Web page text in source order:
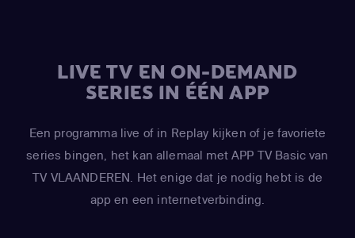
LIVE TV EN ON-DEMAND
SERIES IN ÉÉN APP
Een programma live of in Replay kijken of je favoriete
series bingen, het kan allemaal met APP TV Basic van
TV VLAANDEREN. Het enige dat je nodig hebt is de
app en een internetverbinding.